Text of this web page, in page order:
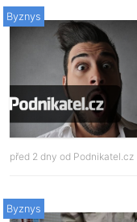
Byznys
před 2 dny od Podnikatel.cz
Byznys